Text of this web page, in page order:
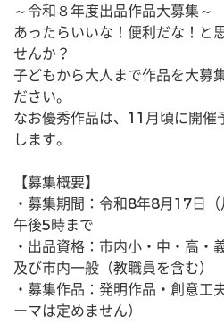
～令和８年度出品作品大募集～
あったらいいな！便利だな！と
せんか？
子どもから大人まで作品を大募
ださい。
なお優秀作品は、11月頃に開催
します。
【募集概要】
・募集期間：令和8年8月17日（
午後5時まで
・出品資格：市内小・中・高・
及び市内一般（教職員を含む）
・募集作品：発明作品・創意工
ーマは定めません）